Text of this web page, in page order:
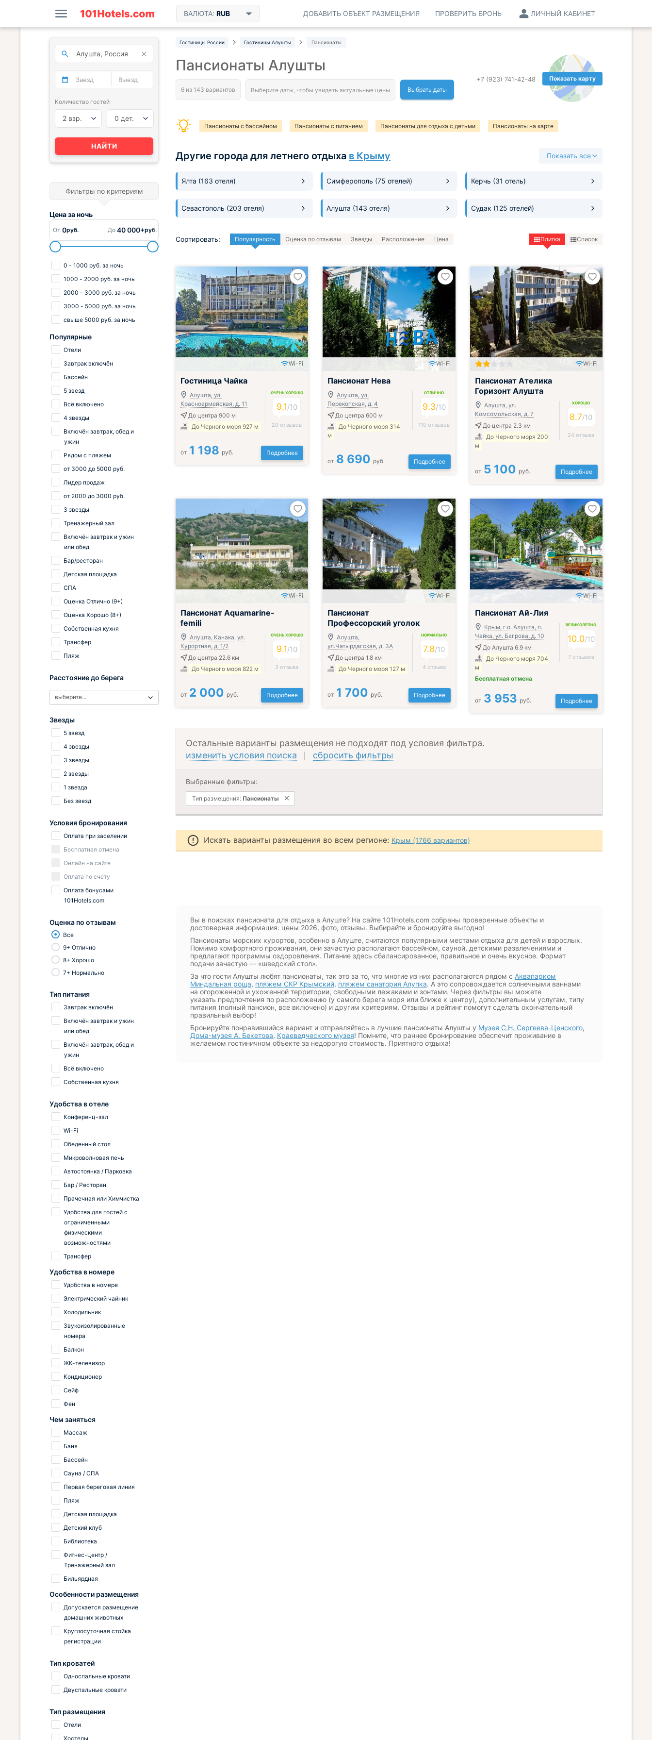
ВАЛЮТА: RUB ЛИЧНЫЙ КАБИНЕТ
ПРОВЕРИТЬ БРОНЬ
ДОБАВИТЬ ОБЪЕКТ РАЗМЕЩЕНИЯ
Гостиницы России Гостиницы Алушты Пансионаты
Показать карту
+7 (923) 741-42-48
Пансионаты Алушты
Выбрать даты
Пансионаты с бассейном Пансионаты с питанием Пансионаты для отдыха с детьми Пансионаты на карте
Другие города для летнего отдыха в Крыму Показать все
Ялта (163 отеля) Симферополь (75 отелей) Керчь (31 отель)
Севастополь (203 отеля) Алушта (143 отеля) Судак (125 отелей)
Сортировать: Популярность Оценка по отзывам Звезды Расположение Цена Плитка Список
Включён завтрак, обед и ужин
Wi-Fi
Гостиница Чайка
Алушта, ул.
Красноармейская, д. 11
До центра 900 м
До Черного моря 927 м
ОЧЕНЬ ХОРОШО
9.1/10
20 отзывов
от 1 198 руб. Подробнее
Включён завтрак, обед и ужин
Wi-Fi
Пансионат Нева
Алушта, ул.
Перекопская, д. 4
До центра 600 м
До Черного моря 314
м
ОТЛИЧНО
9.3/10
110 отзывов
от 8 690 руб. Подробнее
Wi-Fi
Пансионат Ателика
Горизонт Алушта
Алушта, ул.
Комсомольская, д. 7
До центра 2.3 км
До Черного моря 200
м
ХОРОШО
8.7/10
24 отзыва
от 5 100 руб. Подробнее
Wi-Fi
Пансионат Aquamarine-
femili
Алушта, Канака, ул.
Курортная, д. 1/2
До центра 22.6 км
До Черного моря 822 м
ОЧЕНЬ ХОРОШО
9.1/10
3 отзыва
от 2 000 руб. Подробнее
Включён завтрак, обед и ужин
Wi-Fi
Пансионат
Профессорский уголок
Алушта,
ул.Чатырдагская, д. 3А
До центра 1.8 км
До Черного моря 127 м
НОРМАЛЬНО
7.8/10
4 отзыва
от 1 700 руб. Подробнее
Включён завтрак, обед и ужин
Wi-Fi
Пансионат Ай-Лия
Крым, г.о. Алушта, п.
Чайка, ул. Багрова, д. 10
До Алушта 6.9 км
До Черного моря 704
м
Бесплатная отмена
ВЕЛИКОЛЕПНО
10.0/10
7 отзывов
от 3 953 руб. Подробнее
Остальные варианты размещения не подходят под условия фильтра.
изменить условия поиска
сбросить фильтры
Выбранные фильтры:
Тип размещения: Пансионаты
Искать варианты размещения во всем регионе: Крым (1766 вариантов)
Вы в поисках пансионата для отдыха в Алуште? На сайте 101Hotels.com собраны проверенные объекты и
достоверная информация: цены 2026, фото, отзывы. Выбирайте и бронируйте выгодно!
Пансионаты морских курортов, особенно в Алуште, считаются популярными местами отдыха для детей и взрослых.
Помимо комфортного проживания, они зачастую располагают бассейном, сауной, детскими развлечениями и
предлагают программы оздоровления. Питание здесь сбалансированное, правильное и очень вкусное. Формат
подачи зачастую — «шведский стол».
За что гости Алушты любят пансионаты, так это за то, что многие из них располагаются рядом с Аквапарком
Миндальная роща, пляжем СКР Крымский, пляжем санатория Алупка. А это сопровождается солнечными ваннами
на огороженной и ухоженной территории, свободными лежаками и зонтами. Через фильтры вы можете
указать предпочтения по расположению (у самого берега моря или ближе к центру), дополнительным услугам, типу
питания (полный пансион, все включено) и другим критериям. Отзывы и рейтинг помогут сделать окончательный
правильный выбор!
Бронируйте понравившийся вариант и отправляйтесь в лучшие пансионаты Алушты у Музея С.Н. Сергеева-Ценского,
Дома-музея А. Бекетова, Краеведческого музея! Помните, что раннее бронирование обеспечит проживание в
желаемом гостиничном объекте за недорогую стоимость. Приятного отдыха!
Количество гостей
2 взр. 0 дет.
НАЙТИ
Фильтры по критериям
Цена заночь
От 0руб. До 40 000+руб.
0 - 1000 руб. за ночь
1000 - 2000 руб. за ночь
2000 - 3000 руб. за ночь
3000 - 5000 руб. за ночь
свыше 5000 руб. за ночь
Популярные
Отели
Завтрак включён
Бассейн
5 звезд
Всё включено
4 звезды
Включён завтрак, обед и
ужин
Рядом с пляжем
от 3000 до 5000 руб.
Лидер продаж
от 2000 до 3000 руб.
3 звезды
Тренажерный зал
Включён завтрак и ужин
или обед
Бар/ресторан
Детская площадка
СПА
Оценка Отлично (9+)
Оценка Хорошо (8+)
Собственная кухня
Трансфер
Пляж
Расстояние до берега
выберите...
Звезды
5 звезд
4 звезды
3 звезды
2 звезды
1 звезда
Без звезд
Условия бронирования
Оплата при заселении
Бесплатная отмена
Онлайн на сайте
Оплата по счету
Оплата бонусами
101Hotels.com
Оценка по отзывам
Все
9+ Отлично
8+ Хорошо
7+ Нормально
Тип питания
Завтрак включён
Включён завтрак и ужин
или обед
Включён завтрак, обед и
ужин
Всё включено
Собственная кухня
Удобства в отеле
Конференц-зал
Wi-Fi
Обеденный стол
Микроволновая печь
Автостоянка / Парковка
Бар / Ресторан
Прачечная или Химчистка
Удобства для гостей с
ограниченными
физическими
возможностями
Трансфер
Удобства в номере
Удобства в номере
Электрический чайник
Холодильник
Звукоизолированные
номера
Балкон
ЖК-телевизор
Кондиционер
Сейф
Фен
Чем заняться
Массаж
Баня
Бассейн
Сауна / СПА
Первая береговая линия
Пляж
Детская площадка
Детский клуб
Библиотека
Фитнес-центр /
Тренажерный зал
Бильярдная
Особенности размещения
Допускается размещение
домашних животных
Круглосуточная стойка
регистрации
Тип кроватей
Односпальные кровати
Двуспальные кровати
Тип размещения
Отели
Хостелы